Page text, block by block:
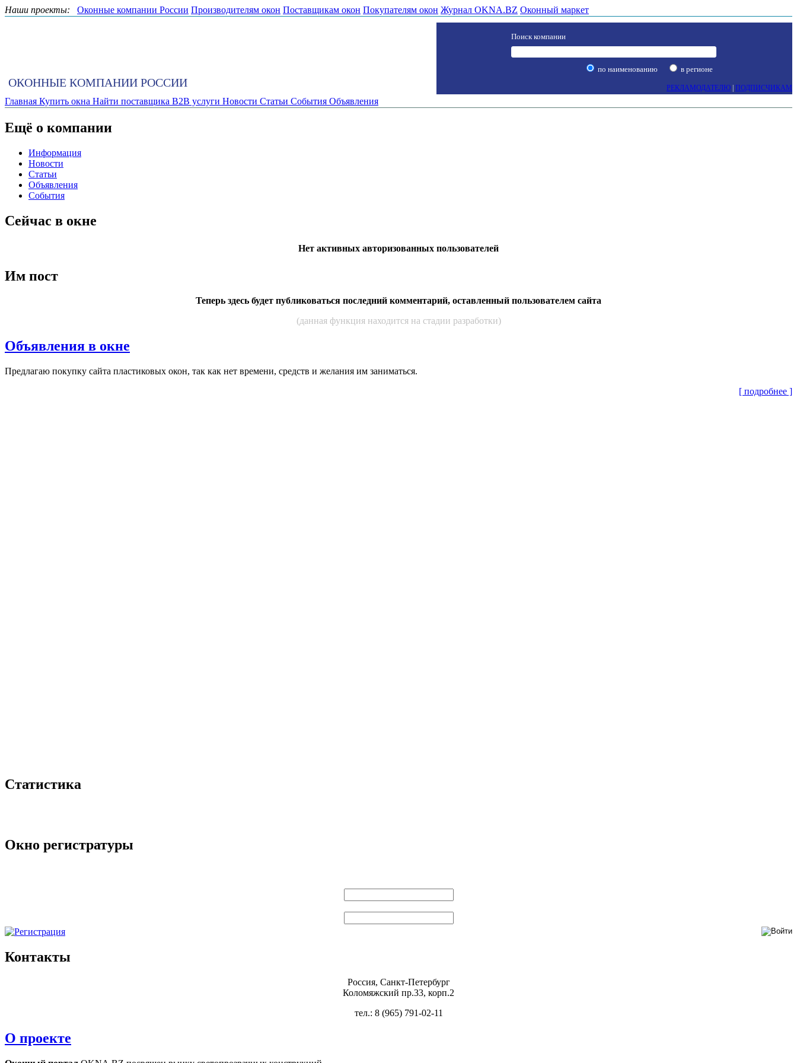
Наши проекты: Оконные компании России Производителям окон Поставщикам окон Покупателям окон Журнал OKNA.BZ Оконный маркет
ОКОННЫЕ КОМПАНИИ РОССИИ
Поиск компании
по наименованию в регионе
РЕКЛАМОДАТЕЛЮ ПОДПИСЧИКАМ
Главная Купить окна Найти поставщика B2B услуги Новости Статьи События Объявления
Ещё о компании
Информация
Новости
Статьи
Объявления
События
Сейчас в окне
Нет активных авторизованных пользователей
Им пост
Теперь здесь будет публиковаться последний комментарий, оставленный пользователем сайта
(данная функция находится на стадии разработки)
Объявления в окне
Пред­ла­гаю по­куп­ку сай­та плас­ти­ковых окон, так как нет вре­мени, средств и же­лания им за­нимать­ся.
[ подробнее ]
Статистика
Окно регистратуры
Контакты
Россия, Санкт-Петербург
Коломяжский пр.33, корп.2
тел.: 8 (965) 791-02-11
О проекте